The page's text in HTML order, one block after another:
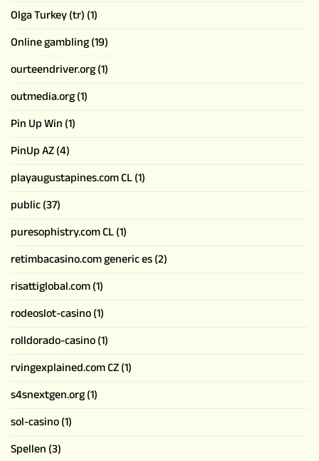
Olga Turkey (tr)(1)
Online gambling(19)
ourteendriver.org(1)
outmedia.org(1)
Pin Up Win(1)
PinUp AZ(4)
playaugustapines.com CL(1)
public(37)
puresophistry.com CL(1)
retimbacasino.com generic es(2)
risattiglobal.com(1)
rodeoslot-casino(1)
rolldorado-casino(1)
rvingexplained.com CZ(1)
s4snextgen.org(1)
sol-casino(1)
Spellen(3)